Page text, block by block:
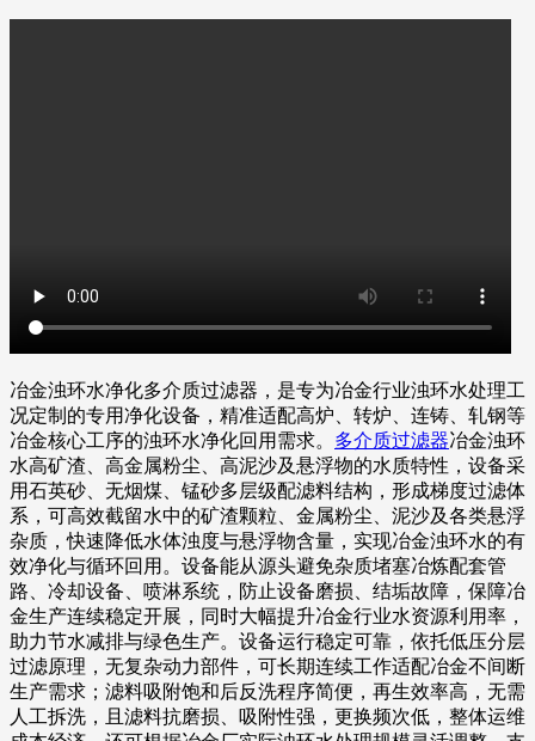
冶金浊环水净化多介质过滤器，是专为冶金行业浊环水处理工
况定制的专用净化设备，精准适配高炉、转炉、连铸、轧钢等
冶金核心工序的浊环水净化回用需求。 多介质过滤器冶金浊环
水高矿渣、高金属粉尘、高泥沙及悬浮物的水质特性，设备采
用石英砂、无烟煤、锰砂多层级配滤料结构，形成梯度过滤体
系，可高效截留水中的矿渣颗粒、金属粉尘、泥沙及各类悬浮
杂质，快速降低水体浊度与悬浮物含量，实现冶金浊环水的有
效净化与循环回用。设备能从源头避免杂质堵塞冶炼配套管
路、冷却设备、喷淋系统，防止设备磨损、结垢故障，保障冶
金生产连续稳定开展，同时大幅提升冶金行业水资源利用率，
助力节水减排与绿色生产。设备运行稳定可靠，依托低压分层
过滤原理，无复杂动力部件，可长期连续工作适配冶金不间断
生产需求；滤料吸附饱和后反洗程序简便，再生效率高，无需
人工拆洗，且滤料抗磨损、吸附性强，更换频次低，整体运维